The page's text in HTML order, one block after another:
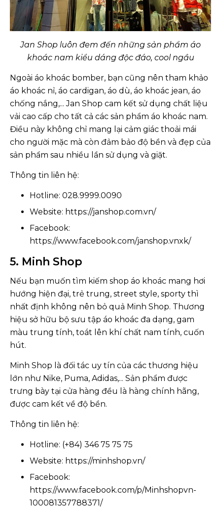
Jan Shop luôn đem đến những sản phẩm áo
khoác nam kiểu dáng độc đáo, cool ngầu
Ngoài áo khoác bomber, bạn cũng nên tham khảo
áo khoác nỉ, áo cardigan, áo dù, áo khoác jean, áo
chống nắng,... Jan Shop cam kết sử dụng chất liệu
vải cao cấp cho tất cả các sản phẩm áo khoác nam.
Điều này không chỉ mang lại cảm giác thoải mái
cho người mặc mà còn đảm bảo độ bền và đẹp của
sản phẩm sau nhiều lần sử dụng và giặt.
Thông tin liên hệ:
Hotline: 028.9999.0090
Website: https://janshop.com.vn/
Facebook:
https://www.facebook.com/janshop.vnxk/
5. Minh Shop
Nếu bạn muốn tìm kiếm shop áo khoác mang hơi
hướng hiện đại, trẻ trung, street style, sporty thì
nhất định không nên bỏ quả Minh Shop. Thương
hiệu sở hữu bộ sưu tập áo khoác đa dạng, gam
màu trung tính, toát lên khí chất nam tính, cuốn
hút.
Minh Shop là đối tác uy tín của các thương hiệu
lớn như Nike, Puma, Adidas,... Sản phẩm được
trưng bày tại cửa hàng đều là hàng chính hãng,
được cam kết về độ bền.
Thông tin liên hệ:
Hotline: (+84) 346 75 75 75
Website: https://minhshop.vn/
Facebook:
https://www.facebook.com/p/Minhshopvn-
100081357788371/